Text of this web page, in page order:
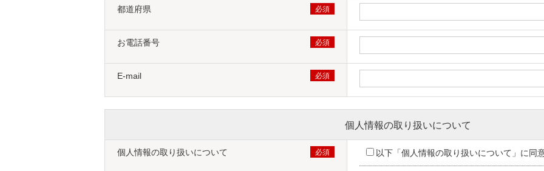
都道府県
お電話番号
E-mail
個人情報の取り扱いについて
個人情報の取り扱いについて 以下「個人情報の取り扱いについて」に同